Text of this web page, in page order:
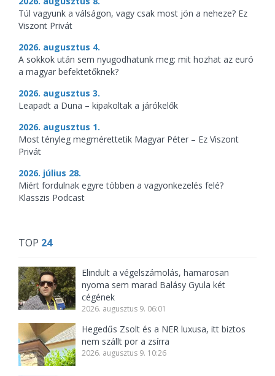
Túl vagyunk a válságon, vagy csak most jön a neheze? Ez
Viszont Privát
2026. augusztus 4.
A sokkok után sem nyugodhatunk meg: mit hozhat az euró
a magyar befektetőknek?
2026. augusztus 3.
Leapadt a Duna – kipakoltak a járókelők
2026. augusztus 1.
Most tényleg megmérettetik Magyar Péter – Ez Viszont
Privát
2026. július 28.
Miért fordulnak egyre többen a vagyonkezelés felé?
Klasszis Podcast
TOP 24
Elindult a végelszámolás, hamarosan
nyoma sem marad Balásy Gyula két
cégének
2026. augusztus 9. 06:01
Hegedűs Zsolt és a NER luxusa, itt biztos
nem szállt por a zsírra
2026. augusztus 9. 10:26